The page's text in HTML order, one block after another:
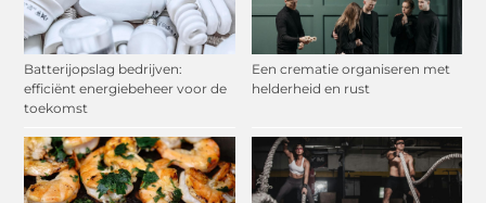
Batterijopslag bedrijven:
efficiënt energiebeheer voor de
toekomst
Een crematie organiseren met
helderheid en rust